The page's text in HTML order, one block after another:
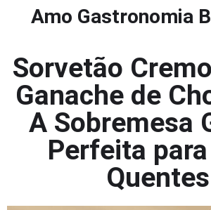
Amo Gastronomia
Sorvetão
Ganache de
A Sobremesa
Perfeita
Quentes